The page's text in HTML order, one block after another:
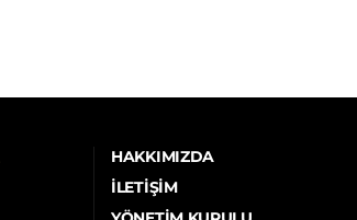
HAKKIMIZDA
İLETIŞIM